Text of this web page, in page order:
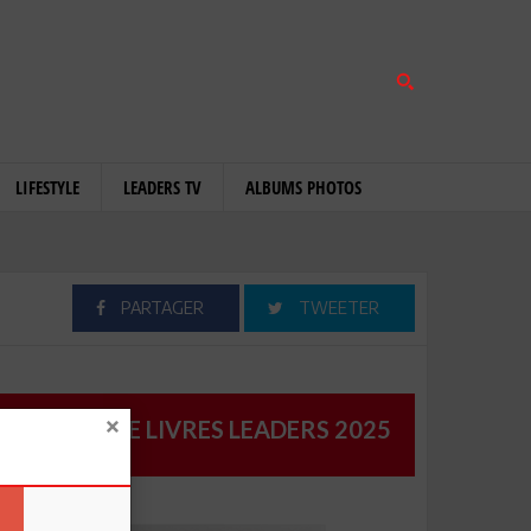
LIFESTYLE LEADERS TV ALBUMS PHOTOS
PARTAGER TWEETER
CATALOGUE LIVRES LEADERS 2025